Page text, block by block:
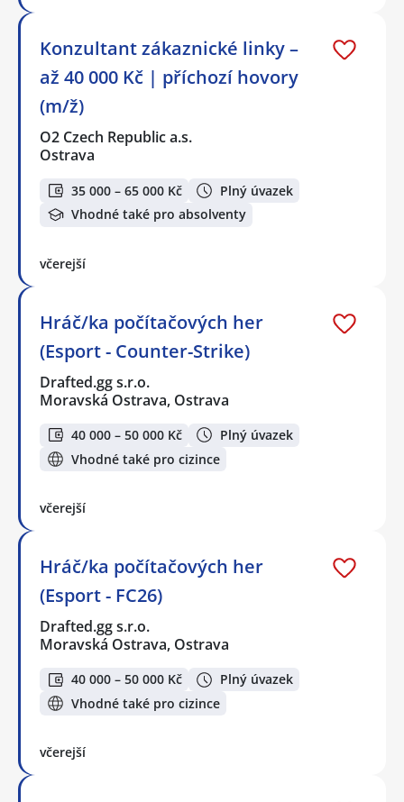
Konzultant zákaznické linky –
až 40 000 Kč | příchozí hovory
(m/ž)
O2 Czech Republic a.s.
Ostrava
35 000 – 65 000 Kč
Plný úvazek
Vhodné také pro absolventy
včerejší
Hráč/ka počítačových her
(Esport - Counter-Strike)
Drafted.gg s.r.o.
Moravská Ostrava, Ostrava
40 000 – 50 000 Kč
Plný úvazek
Vhodné také pro cizince
včerejší
Hráč/ka počítačových her
(Esport - FC26)
Drafted.gg s.r.o.
Moravská Ostrava, Ostrava
40 000 – 50 000 Kč
Plný úvazek
Vhodné také pro cizince
včerejší